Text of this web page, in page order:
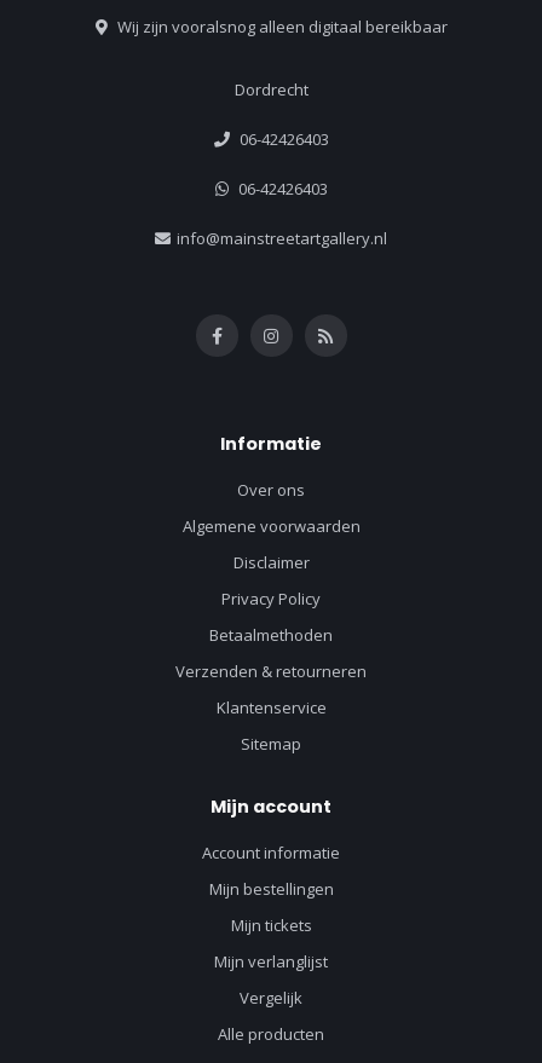
Wij zijn vooralsnog alleen digitaal bereikbaar
Dordrecht
06-42426403
06-42426403
info@mainstreetartgallery.nl
Informatie
Over ons
Algemene voorwaarden
Disclaimer
Privacy Policy
Betaalmethoden
Verzenden & retourneren
Klantenservice
Sitemap
Mijn account
Account informatie
Mijn bestellingen
Mijn tickets
Mijn verlanglijst
Vergelijk
Alle producten